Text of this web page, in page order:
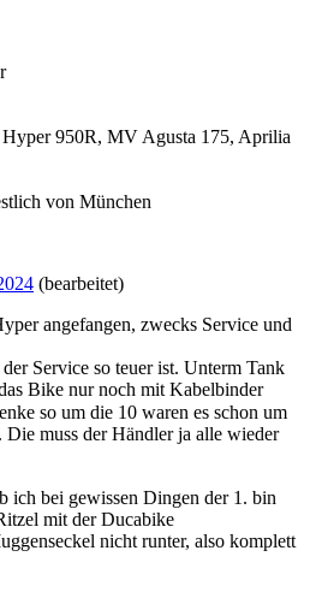
Hyper 950R, MV Agusta 175, Aprilia
von München
(bearbeitet)
angefangen, zwecks Service und
Service so teuer ist. Unterm Tank
Bike nur noch mit Kabelbinder
so um die 10 waren es schon um
muss der Händler ja alle wieder
ich bei gewissen Dingen der 1. bin
mit der Ducabike
nicht runter, also komplett